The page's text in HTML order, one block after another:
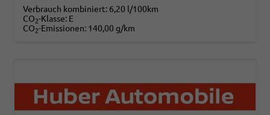
Verbrauch kombiniert: 6,20 l/100km
CO2-Klasse: E
CO2-Emissionen: 140,00 g/km